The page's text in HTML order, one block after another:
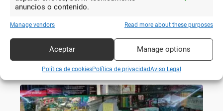
anuncios o contenido.
Manage vendors Read more about these purposes
Aceptar Manage options
Política de cookiesPolítica de privacidadAviso Legal
Zenter Papeleria